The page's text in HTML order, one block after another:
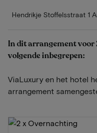
Hendrikje Stoffelsstraat 1
In dit arrangement voor
volgende inbegrepen:
ViaLuxury en het hotel
arrangement